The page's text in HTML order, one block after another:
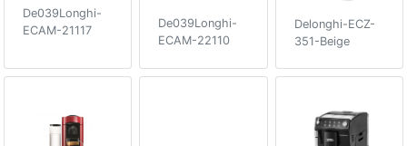
De039Longhi-
ECAM-21117
De039Longhi-
ECAM-22110
Delonghi-ECZ-
351-Beige